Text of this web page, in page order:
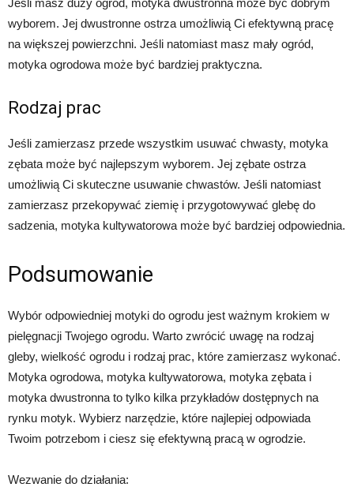
wyborem. Jej dwustronne ostrza umożliwią Ci efektywną pracę
na większej powierzchni. Jeśli natomiast masz mały ogród,
motyka ogrodowa może być bardziej praktyczna.
Rodzaj prac
Jeśli zamierzasz przede wszystkim usuwać chwasty, motyka
zębata może być najlepszym wyborem. Jej zębate ostrza
umożliwią Ci skuteczne usuwanie chwastów. Jeśli natomiast
zamierzasz przekopywać ziemię i przygotowywać glebę do
sadzenia, motyka kultywatorowa może być bardziej odpowiednia.
Podsumowanie
Wybór odpowiedniej motyki do ogrodu jest ważnym krokiem w
pielęgnacji Twojego ogrodu. Warto zwrócić uwagę na rodzaj
gleby, wielkość ogrodu i rodzaj prac, które zamierzasz wykonać.
Motyka ogrodowa, motyka kultywatorowa, motyka zębata i
motyka dwustronna to tylko kilka przykładów dostępnych na
rynku motyk. Wybierz narzędzie, które najlepiej odpowiada
Twoim potrzebom i ciesz się efektywną pracą w ogrodzie.
Wezwanie do działania: